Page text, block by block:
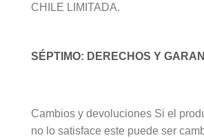
CHILE LIMITADA.
SÉPTIMO: DERECHOS Y
Cambios y devoluciones Si el
no lo satisface este puede ser